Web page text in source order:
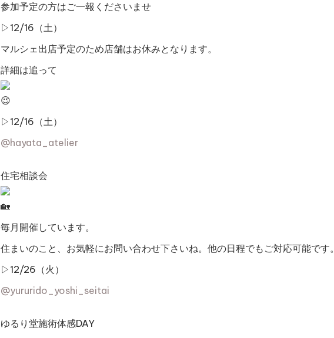
参加予定の方はご一報くださいませ
▷12/16（土）
マルシェ出店予定のため店舗はお休みとなります。
詳細は追って
▷12/16（土）
@hayata_atelier
住宅相談会
毎月開催しています。
住まいのこと、お気軽にお問い合わせ下さいね。他の日程でもご対応可能です。
▷12/26（火）
@yururido_yoshi_seitai
ゆるり堂施術体感DAY